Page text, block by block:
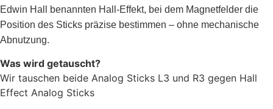
Edwin Hall benannten Hall-Effekt, bei dem Magnetfelder die
Position des Sticks präzise bestimmen – ohne mechanische
Abnutzung.
Was wird getauscht?
Wir tauschen beide Analog Sticks L3 und R3 gegen Hall
Effect Analog Sticks